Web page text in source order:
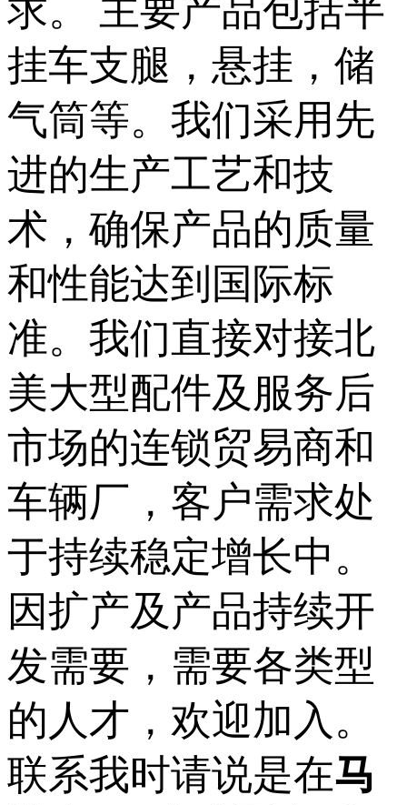
求。 主要产品包括半
挂车支腿，悬挂，储
气筒等。我们采用先
进的生产工艺和技
术，确保产品的质量
和性能达到国际标
准。我们直接对接北
美大型配件及服务后
市场的连锁贸易商和
车辆厂，客户需求处
于持续稳定增长中。
因扩产及产品持续开
发需要，需要各类型
的人才，欢迎加入。
联系我时请说是在马